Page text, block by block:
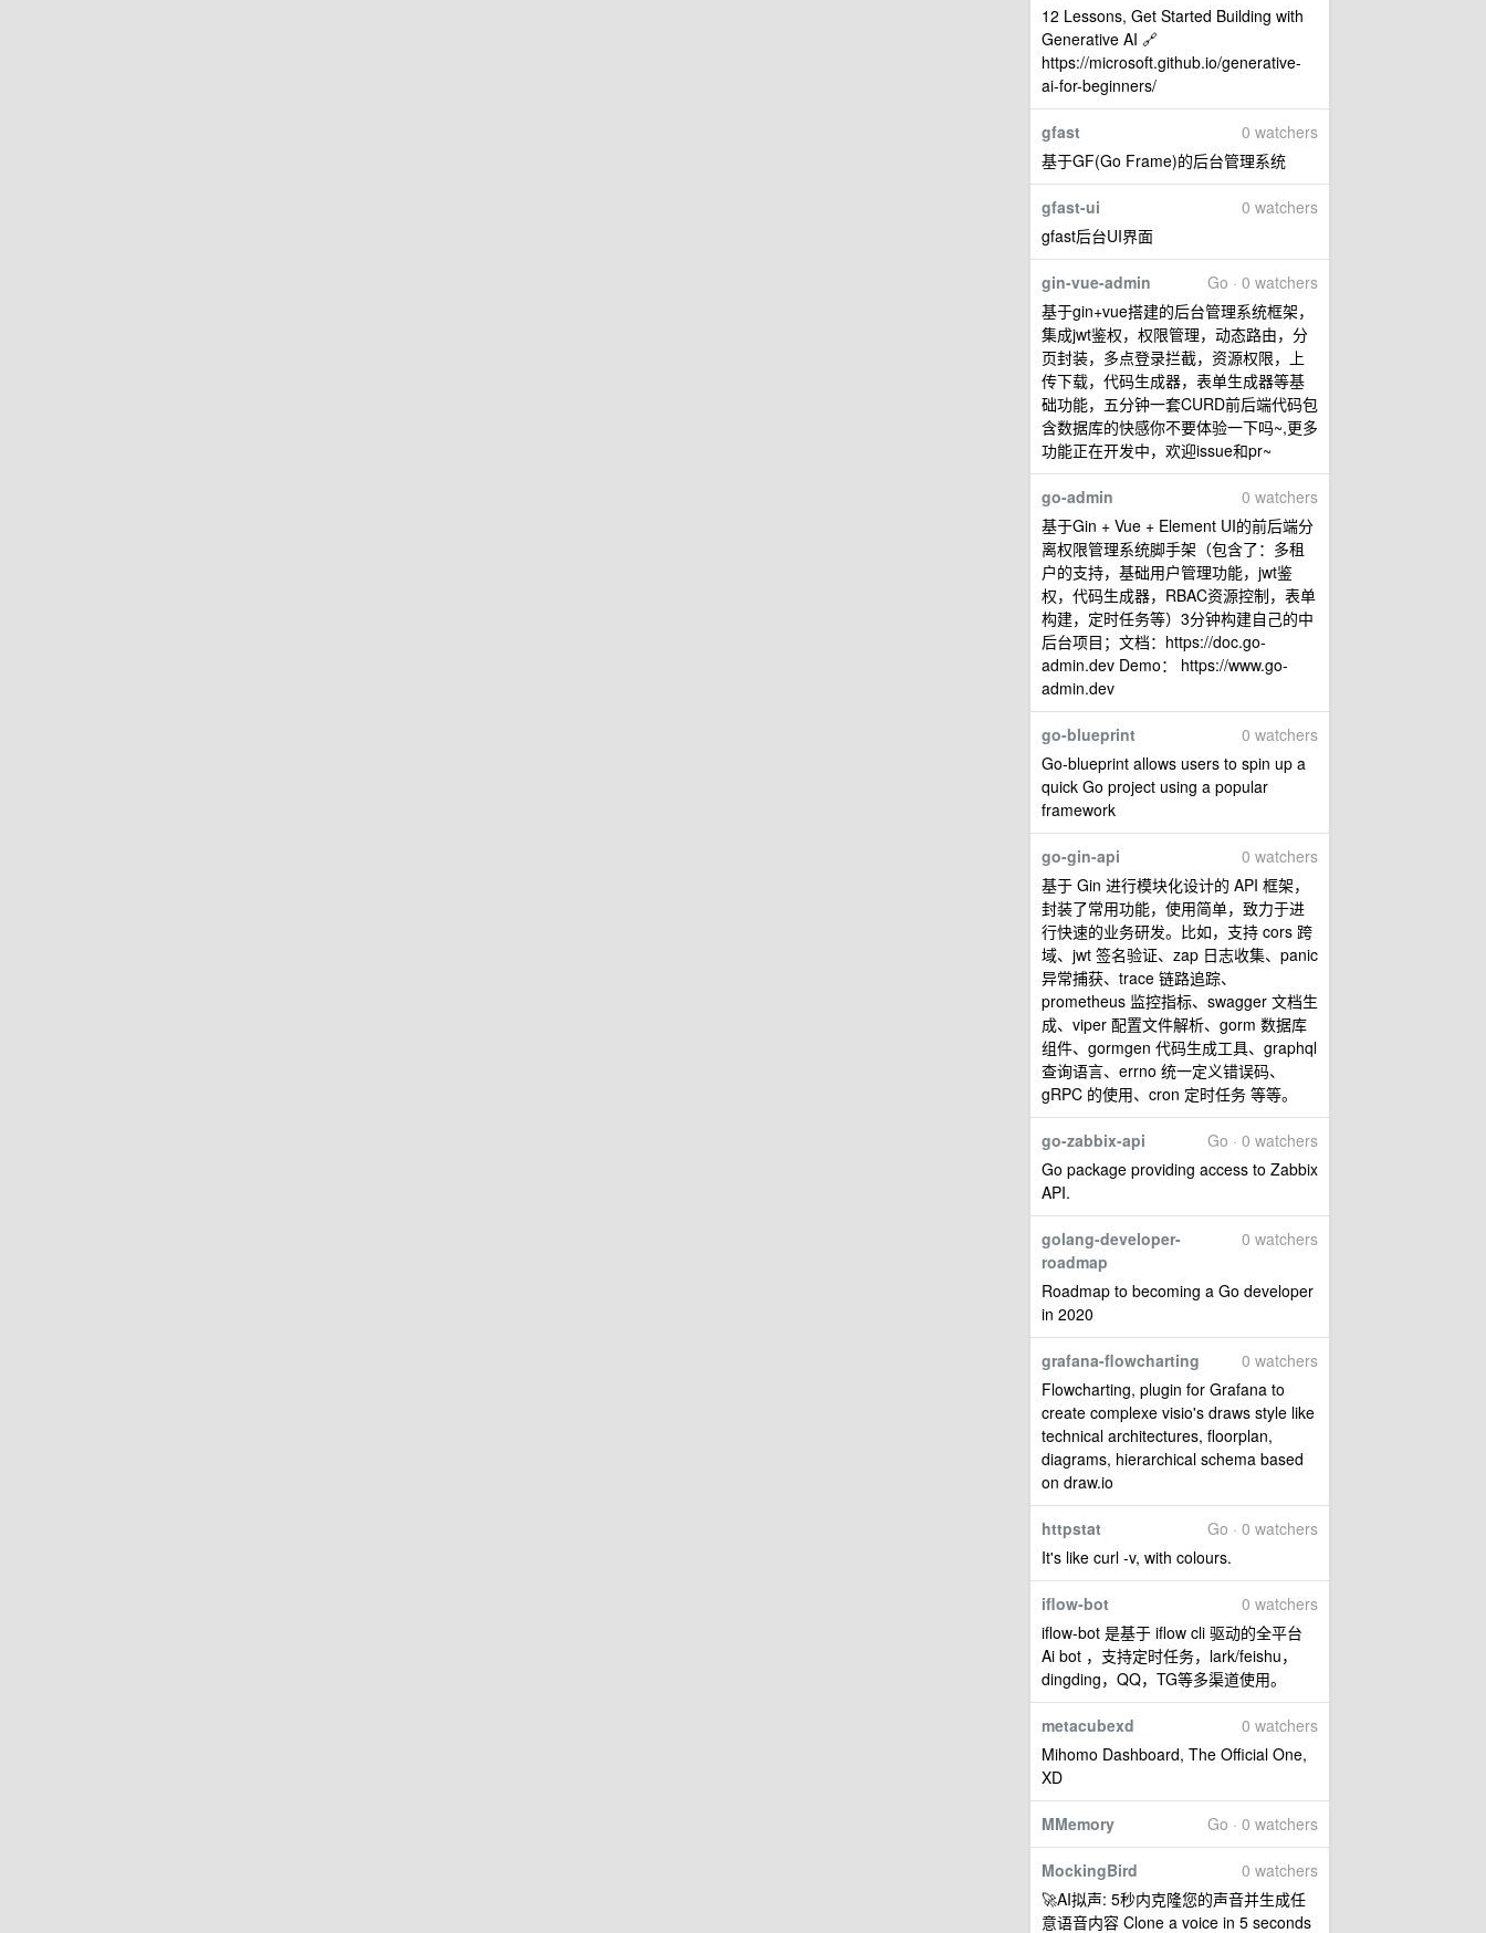
12 Lessons, Get Started Building with
Generative AI 🔗
https://microsoft.github.io/generative-
ai-for-beginners/
0 watchers
gfast
基于GF(Go Frame)的后台管理系统
0 watchers
gfast-ui
gfast后台UI界面
Go · 0 watchers
gin-vue-admin
基于gin+vue搭建的后台管理系统框架，
集成jwt鉴权，权限管理，动态路由，分
页封装，多点登录拦截，资源权限，上
传下载，代码生成器，表单生成器等基
础功能，五分钟一套CURD前后端代码包
含数据库的快感你不要体验一下吗~,更多
功能正在开发中，欢迎issue和pr~
0 watchers
go-admin
基于Gin + Vue + Element UI的前后端分
离权限管理系统脚手架（包含了：多租
户的支持，基础用户管理功能，jwt鉴
权，代码生成器，RBAC资源控制，表单
构建，定时任务等）3分钟构建自己的中
后台项目；文档：https://doc.go-
admin.dev Demo： https://www.go-
admin.dev
0 watchers
go-blueprint
Go-blueprint allows users to spin up a
quick Go project using a popular
framework
0 watchers
go-gin-api
基于 Gin 进行模块化设计的 API 框架，
封装了常用功能，使用简单，致力于进
行快速的业务研发。比如，支持 cors 跨
域、jwt 签名验证、zap 日志收集、panic
异常捕获、trace 链路追踪、
prometheus 监控指标、swagger 文档生
成、viper 配置文件解析、gorm 数据库
组件、gormgen 代码生成工具、graphql
查询语言、errno 统一定义错误码、
gRPC 的使用、cron 定时任务 等等。
Go · 0 watchers
go-zabbix-api
Go package providing access to Zabbix
API.
0 watchers
golang-developer-
roadmap
Roadmap to becoming a Go developer
in 2020
0 watchers
grafana-flowcharting
Flowcharting, plugin for Grafana to
create complexe visio's draws style like
technical architectures, floorplan,
diagrams, hierarchical schema based
on draw.io
Go · 0 watchers
httpstat
It's like curl -v, with colours.
0 watchers
iflow-bot
iflow-bot 是基于 iflow cli 驱动的全平台
Ai bot ，支持定时任务，lark/feishu，
dingding，QQ，TG等多渠道使用。
0 watchers
metacubexd
Mihomo Dashboard, The Official One,
XD
Go · 0 watchers
MMemory
0 watchers
MockingBird
🚀AI拟声: 5秒内克隆您的声音并生成任
意语音内容 Clone a voice in 5 seconds